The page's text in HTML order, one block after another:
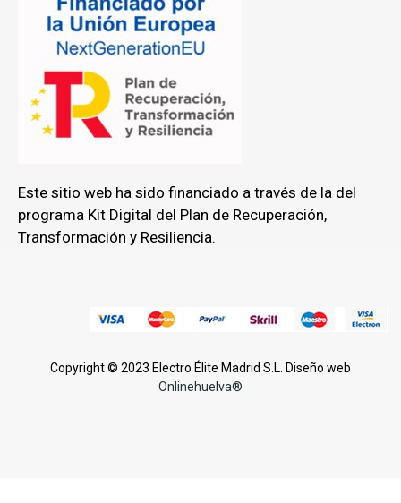
Este sitio web ha sido financiado a través de la del
programa Kit Digital del Plan de Recuperación,
Transformación y Resiliencia.
Copyright © 2023 Electro Élite Madrid S.L. Diseño web
Onlinehuelva®